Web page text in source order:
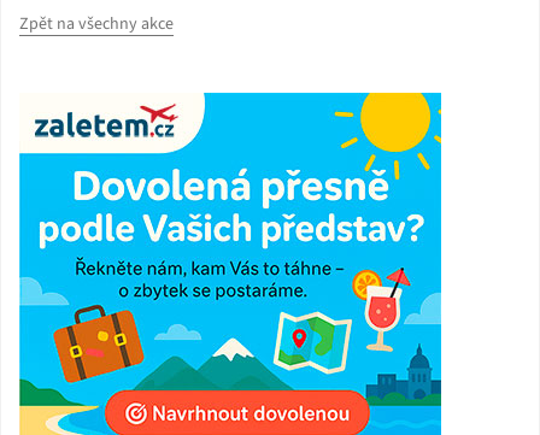
Zpět na všechny akce